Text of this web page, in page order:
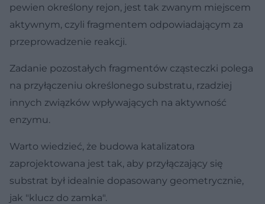
pewien określony rejon, jest tak zwanym miejscem
aktywnym, czyli fragmentem odpowiadającym za
przeprowadzenie reakcji.
Zadanie pozostałych fragmentów cząsteczki polega
na przyłączeniu określonego substratu, rzadziej
innych związków wpływających na aktywność
enzymu.
Warto wiedzieć, że budowa katalizatora
zaprojektowana jest tak, aby przyłączający się
substrat był idealnie dopasowany geometrycznie,
jak "klucz do zamka".